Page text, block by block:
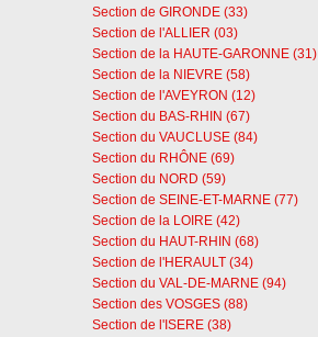
Section de GIRONDE (33)
Section de l'ALLIER (03)
Section de la HAUTE-GARONNE (31)
Section de la NIEVRE (58)
Section de l'AVEYRON (12)
Section du BAS-RHIN (67)
Section du VAUCLUSE (84)
Section du RHÔNE (69)
Section du NORD (59)
Section de SEINE-ET-MARNE (77)
Section de la LOIRE (42)
Section du HAUT-RHIN (68)
Section de l'HERAULT (34)
Section du VAL-DE-MARNE (94)
Section des VOSGES (88)
Section de l'ISERE (38)